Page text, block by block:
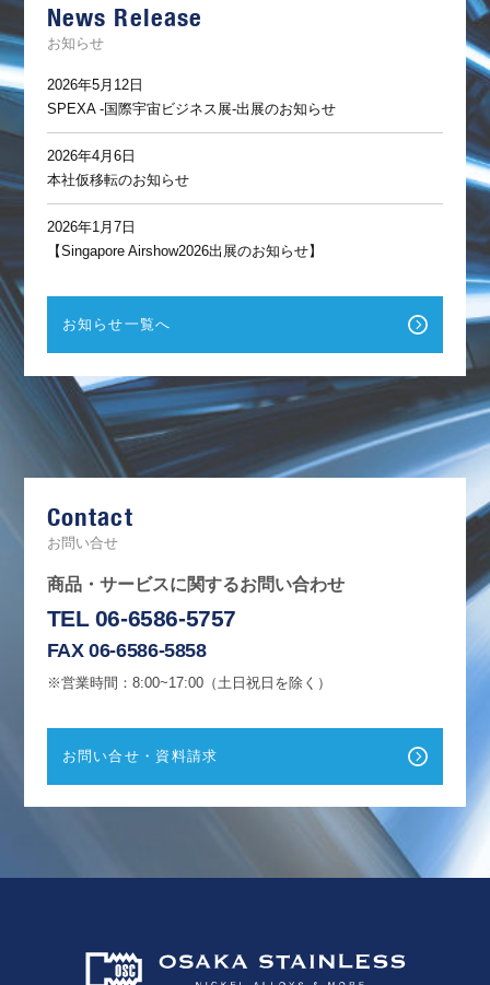
News Release
お知らせ
2026年5月12日
SPEXA -国際宇宙ビジネス展-出展のお知らせ
2026年4月6日
本社仮移転のお知らせ
2026年1月7日
【Singapore Airshow2026出展のお知らせ】
お知らせ一覧へ
e
o
o
k
Contact
お問い合せ
商品・サービスに関するお問い合わせ
TEL 06-6586-5757
FAX 06-6586-5858
※営業時間：8:00~17:00（土日祝日を除く）
お問い合せ・資料請求